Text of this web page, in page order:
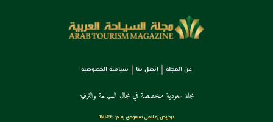
عن المجلة اتصل بنا سياسة الخصوصية
مجلة سعودية متخصصة في مجال السياحة والترفيه
ترخـيص إعـلامي سـعودي رقــم: 160495